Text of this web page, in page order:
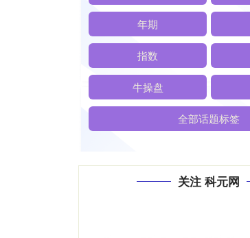
年期
指数
牛操盘
全部话题标签
关注 科元网